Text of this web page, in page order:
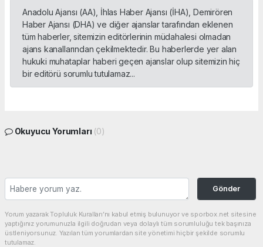
Anadolu Ajansı (AA), İhlas Haber Ajansı (İHA), Demirören
Haber Ajansı (DHA) ve diğer ajanslar tarafından eklenen
tüm haberler, sitemizin editörlerinin müdahalesi olmadan
ajans kanallarından çekilmektedir. Bu haberlerde yer alan
hukuki muhataplar haberi geçen ajanslar olup sitemizin hiç
bir editörü sorumlu tutulamaz...
Okuyucu Yorumları (0)
Gönder
Yorum yazarak Topluluk Kuralları’nı kabul etmiş bulunuyor ve sporbox.net sitesine
yaptığınız yorumunuzla ilgili doğrudan veya dolaylı tüm sorumluluğu tek başınıza
üstleniyorsunuz. Yazılan tüm yorumlardan site yönetimi hiçbir şekilde sorumlu
tutulamaz.